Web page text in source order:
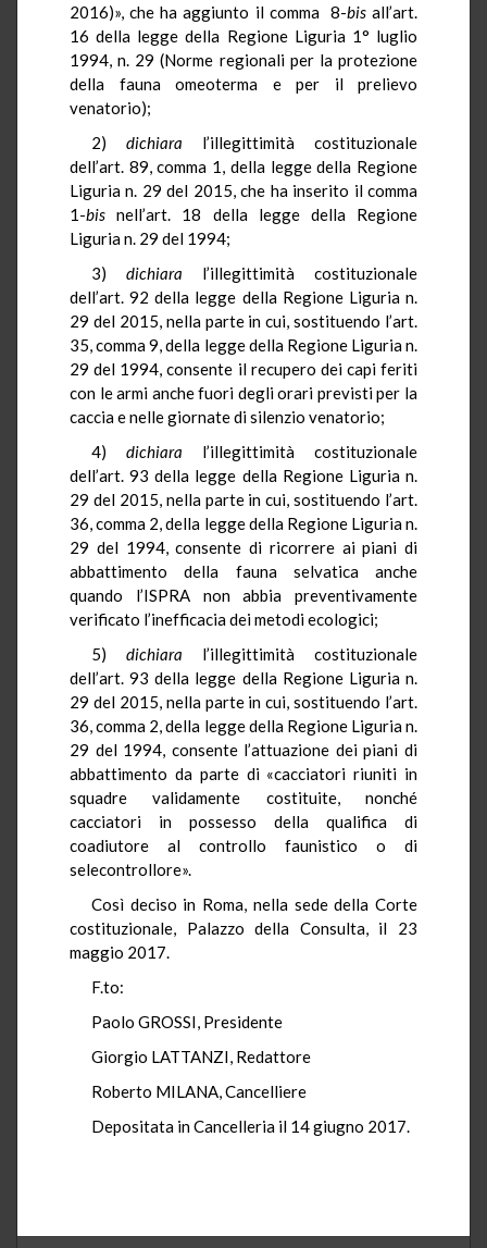
2016)», che ha aggiunto il comma 8-bisall’art.
16 della legge della Regione Liguria 1° luglio
1994, n. 29 (Norme regionali per la protezione
della fauna omeoterma e per il prelievo
venatorio);
2) dichiara l’illegittimità costituzionale
dell’art. 89, comma 1, della legge della Regione
Liguria n. 29 del 2015, che ha inserito il comma
1-bis nell’art. 18 della legge della Regione
Liguria n. 29 del 1994;
3) dichiara l’illegittimità costituzionale
dell’art. 92 della legge della Regione Liguria n.
29 del 2015, nella parte in cui, sostituendo l’art.
35, comma 9, della legge della Regione Liguria n.
29 del 1994, consente il recupero dei capi feriti
con le armi anche fuori degli orari previsti per la
caccia e nelle giornate di silenzio venatorio;
4) dichiara l’illegittimità costituzionale
dell’art. 93 della legge della Regione Liguria n.
29 del 2015, nella parte in cui, sostituendo l’art.
36, comma 2, della legge della Regione Liguria n.
29 del 1994, consente di ricorrere ai piani di
abbattimento della fauna selvatica anche
quando l’ISPRA non abbia preventivamente
verificato l’inefficacia dei metodi ecologici;
5) dichiara l’illegittimità costituzionale
dell’art. 93 della legge della Regione Liguria n.
29 del 2015, nella parte in cui, sostituendo l’art.
36, comma 2, della legge della Regione Liguria n.
29 del 1994, consente l’attuazione dei piani di
abbattimento da parte di «cacciatori riuniti in
squadre validamente costituite, nonché
cacciatori in possesso della qualifica di
coadiutore al controllo faunistico o di
selecontrollore».
Così deciso in Roma, nella sede della Corte
costituzionale, Palazzo della Consulta, il 23
maggio 2017.
F.to:
Paolo GROSSI, Presidente
Giorgio LATTANZI, Redattore
Roberto MILANA, Cancelliere
Depositata in Cancelleria il 14 giugno 2017.